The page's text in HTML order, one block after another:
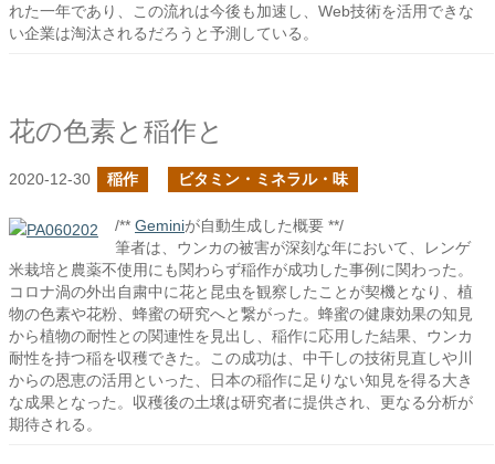
れた一年であり、この流れは今後も加速し、Web技術を活用できな
い企業は淘汰されるだろうと予測している。
花の色素と稲作と
2020-12-30 稲作 ビタミン・ミネラル・味
/** Geminiが自動生成した概要 **/
筆者は、ウンカの被害が深刻な年において、レンゲ
米栽培と農薬不使用にも関わらず稲作が成功した事例に関わった。
コロナ渦の外出自粛中に花と昆虫を観察したことが契機となり、植
物の色素や花粉、蜂蜜の研究へと繋がった。蜂蜜の健康効果の知見
から植物の耐性との関連性を見出し、稲作に応用した結果、ウンカ
耐性を持つ稲を収穫できた。この成功は、中干しの技術見直しや川
からの恩恵の活用といった、日本の稲作に足りない知見を得る大き
な成果となった。収穫後の土壌は研究者に提供され、更なる分析が
期待される。